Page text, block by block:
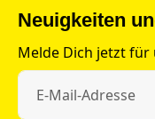
Neuigkeiten
Melde Dich jetzt für